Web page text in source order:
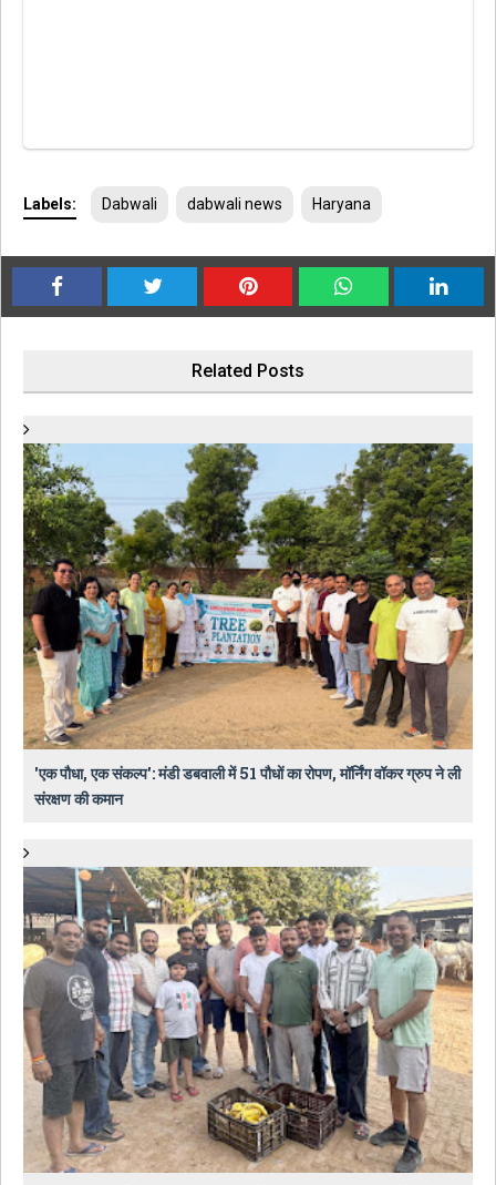
Labels: Dabwali dabwali news Haryana
Related Posts
​'एक पौधा, एक संकल्प': मंडी डबवाली में 51 पौधों का रोपण, मॉर्निंग वॉकर ग्रुप ने ली
संरक्षण की कमान